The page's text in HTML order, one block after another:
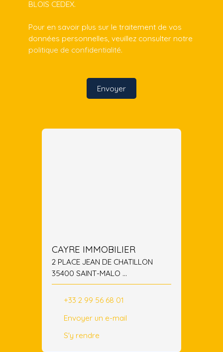
BLOIS CEDEX.
Pour en savoir plus sur le traitement de vos
données personnelles, veuillez consulter notre
politique de confidentialité.
Envoyer
CAYRE IMMOBILIER
2 PLACE JEAN DE CHATILLON
35400 SAINT-MALO
35400 SAINT-MALO
+33 2 99 56 68 01
Envoyer un e-mail
S'y rendre